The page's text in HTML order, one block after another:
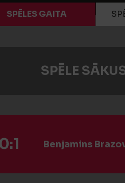
SPĒLES GAITA
SPĒLE
Benjamins